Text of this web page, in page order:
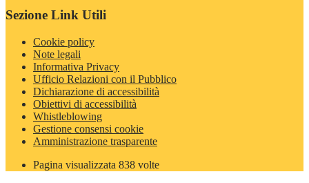
Sezione Link Utili
Cookie policy
Note legali
Informativa Privacy
Ufficio Relazioni con il Pubblico
Dichiarazione di accessibilità
Obiettivi di accessibilità
Whistleblowing
Gestione consensi cookie
Amministrazione trasparente
Pagina visualizzata 838 volte